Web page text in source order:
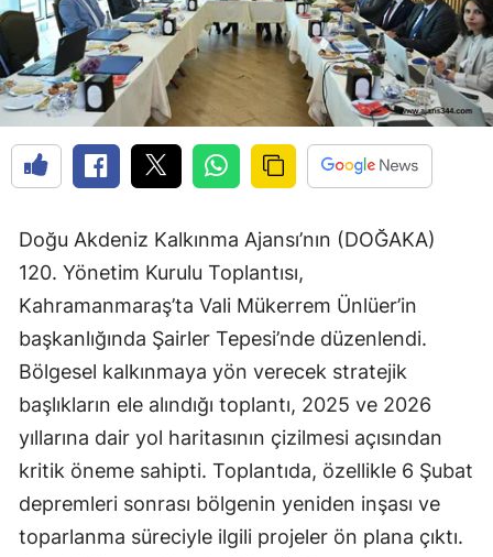
Doğu Akdeniz Kalkınma Ajansı’nın (DOĞAKA)
120. Yönetim Kurulu Toplantısı,
Kahramanmaraş’ta Vali Mükerrem Ünlüer’in
başkanlığında Şairler Tepesi’nde düzenlendi.
Bölgesel kalkınmaya yön verecek stratejik
başlıkların ele alındığı toplantı, 2025 ve 2026
yıllarına dair yol haritasının çizilmesi açısından
kritik öneme sahipti. Toplantıda, özellikle 6 Şubat
depremleri sonrası bölgenin yeniden inşası ve
toparlanma süreciyle ilgili projeler ön plana çıktı.